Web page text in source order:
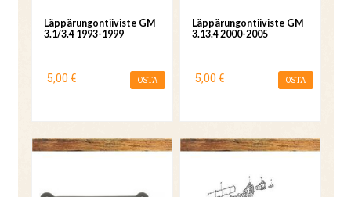
Läppärungontiiviste GM
3.1/3.4 1993-1999
5,00 € OSTA
Läppärungontiiviste GM
3.13.4 2000-2005
5,00 € OSTA